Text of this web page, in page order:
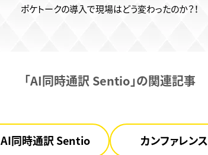
ポケトークの導入で現場はどう変わったのか？！
「AI同時通訳 Sentio」の関連記事
AI同時通訳 Sentio カンファレンス